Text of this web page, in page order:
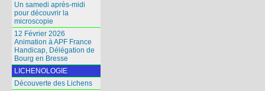
Un samedi après-midi
pour découvrir la
microscopie
12 Février 2026
Animation à APF France
Handicap, Délégation de
Bourg en Bresse
LICHENOLOGIE
Découverte des Lichens